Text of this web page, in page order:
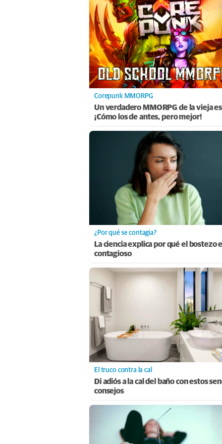
Corepunk MMORPG
Un verdadero MMORPG de la vieja
¡Cómo los de antes, pero mejor!
¿Por qué se contagia?
La ciencia explica por qué el bostezo
contagioso
El truco contra la cal
Di adiós a la cal del baño con estos
consejos